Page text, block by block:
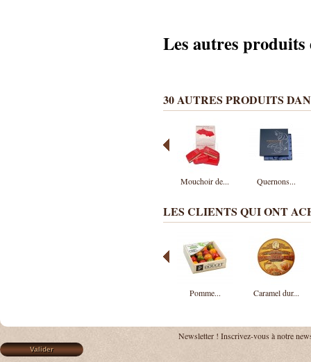
Les autres
30 AUTRES PRODUITS
Mouchoir de... Quernons...
LES CLIENTS QUI ONT
Pomme... Caramel dur...
Newsletter ! Inscrivez-vous à notre